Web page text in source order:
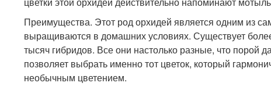
Преимущества. Этот род орхидей является одним из
выращиваются в домашних условиях. Существует
тысяч гибридов. Все они настолько разные, что порой
позволяет выбрать именно тот цветок, который
необычным цветением.